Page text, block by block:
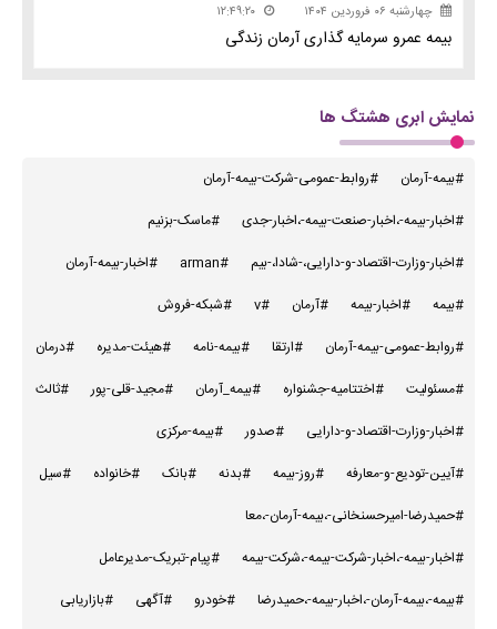
چهارشنبه ۰۶ فروردین ۱۴۰۴ ۱۲:۴۹:۲۰
بیمه عمرو سرمایه گذاری آرمان زندگی
نمایش ابری هشتگ ها
#بیمه-آرمان
#روابط-عمومی-شرکت-بیمه-آرمان
#اخبار-بیمه-،اخبار-صنعت-بیمه-،اخبار-جدی
#ماسک-بزنیم
#اخبار-وزارت-اقتصاد-و-دارایی،-شادا،-بیم
#arman
#اخبار-بیمه-آرمان
#بیمه
#اخبار-بیمه #آرمان #v
#شبکه-فروش
#روابط-عمومی-بیمه-آرمان
#ارتقا #بیمه-نامه #هیئت-مدیره
#درمان
#مسئولیت
#اختتامیه-جشنواره #بیمه_آرمان #مجید-قلی-پور
#ثالث
#اخبار-وزارت-اقتصاد-و-دارایی
#صدور
#بیمه-مرکزی
#آیین-تودیع-و-معارفه
#روز-بیمه #بدنه #بانک #خانواده
#سیل
#حمیدرضا-امیرحسنخانی-،بیمه-آرمان-،معا
#اخبار-بیمه-،اخبار-شرکت-بیمه-،شرکت-بیمه
#پیام-تبریک-مدیرعامل
#بیمه-،بیمه-آرمان-،اخبار-بیمه-،حمیدرضا
#خودرو #آگهی
#بازاریابی